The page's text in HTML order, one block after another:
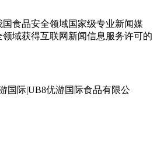
食品安全领域国家级专业新闻媒
域获得互联网新闻信息服务许可的
国际|UB8优游国际食品有限公